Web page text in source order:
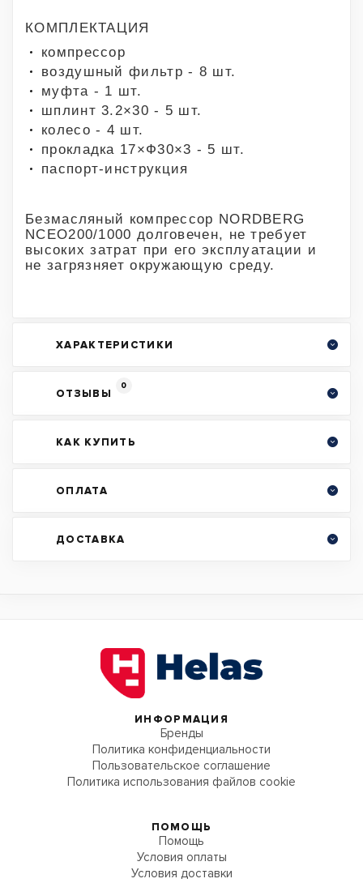
КОМПЛЕКТАЦИЯ
компрессор
воздушный фильтр - 8 шт.
муфта - 1 шт.
шплинт 3.2×30 - 5 шт.
колесо - 4 шт.
прокладка 17×Ф30×3 - 5 шт.
паспорт-инструкция
Безмасляный компрессор NORDBERG
NCEO200/1000 долговечен, не требует
высоких затрат при его эксплуатации и
не загрязняет окружающую среду.
ХАРАКТЕРИСТИКИ
ОТЗЫВЫ
0
КАК КУПИТЬ
ОПЛАТА
ДОСТАВКА
ИНФОРМАЦИЯ
Бренды
Политика конфиденциальности
Пользовательское соглашение
Политика использования файлов cookie
ПОМОЩЬ
Помощь
Условия оплаты
Условия доставки